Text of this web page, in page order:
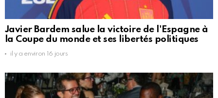
Javier Bardem salue la victoire de l'Espagne à
la Coupe du monde et ses libertés politiques
il y a environ 16 jours